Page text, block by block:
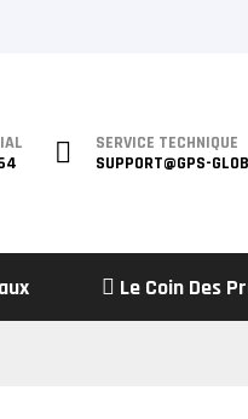
SERVICE TECHNIQUE
SUPPORT@GPS-
Le Coin Des